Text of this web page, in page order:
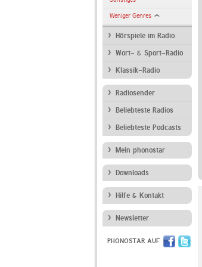
Weniger Genres
Hörspiele im Radio
Wort- & Sport-Radio
Klassik-Radio
Radiosender
Beliebteste Radios
Beliebteste Podcasts
Mein phonostar
Downloads
Hilfe & Kontakt
Newsletter
PHONOSTAR AUF